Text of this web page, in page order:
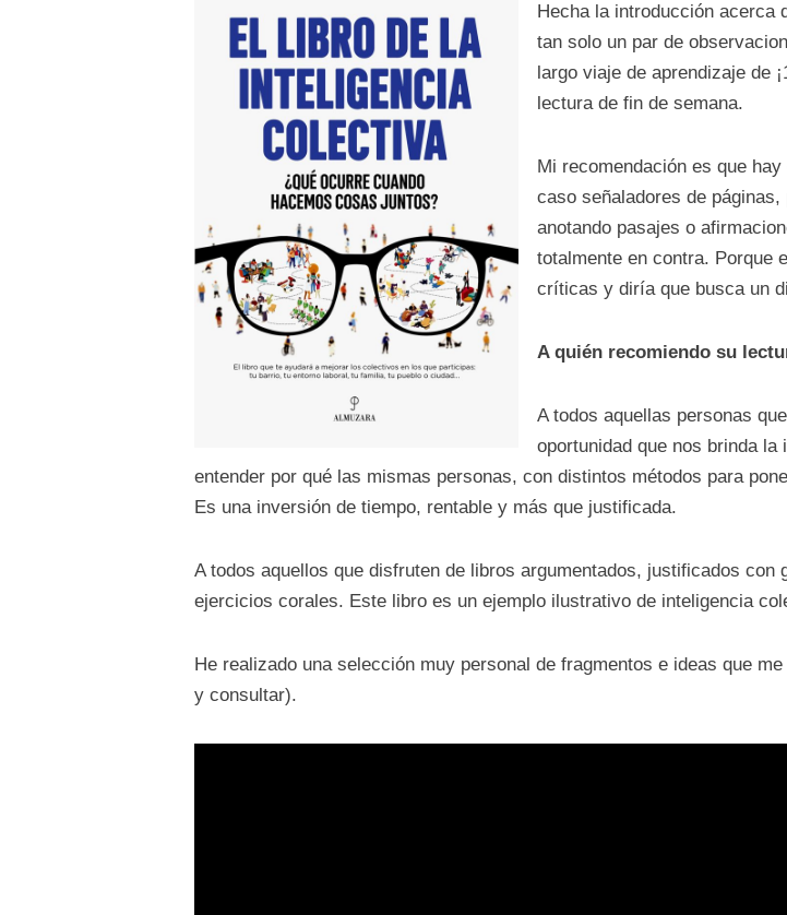
Hecha la introducción acerca
tan solo un par de
largo viaje de aprendizaje de
lectura de fin de semana.
Mi recomendación es que
caso señaladores de
anotando pasajes o
totalmente en contra. Porque
críticas y diría que busca un
A quién recomiendo su
A todos aquellas personas
oportunidad que nos brinda la
entender por qué las mismas personas, con distintos métodos para
Es una inversión de tiempo, rentable y más que justificada.
A todos aquellos que disfruten de libros argumentados, justificados
ejercicios corales. Este libro es un ejemplo ilustrativo de inteligencia
He realizado una selección muy personal de fragmentos e ideas que
y consultar).